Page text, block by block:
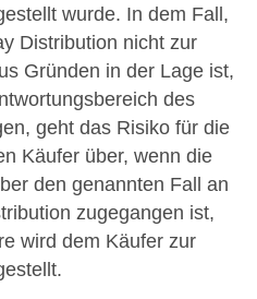
wurde. In dem Fall,
Distribution nicht zur
Gründen in der Lage ist,
des
geht das Risiko für die
Käufer über, wenn die
den genannten Fall an
zugegangen ist,
wird dem Käufer zur